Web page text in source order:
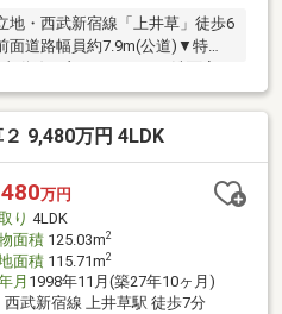
・西武新宿線「上井草」徒歩6
面道路幅員約7.9m(公道)▼特
動線の良いキッチンと洗面室が
洋室にバルコニーが面する設
設備・床暖房(LD部分)・各階
床下収納▼周辺環境・肉のハナ
杉並区立四宮小学校 徒歩7分(約
手伝いします ━━━━━・・・
い合わせください。
9,480万円 4LDK
万円
り 4LDK
面積125.03m2
面積115.71m2
月 1998年11月(築27年10ヶ月)
西武新宿線 上井草駅 徒歩7分